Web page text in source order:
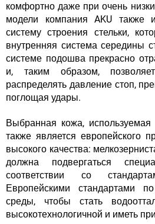
комфортно даже при очень
модели компания AKU также
систему строения стельки,
внутренняя система середины
системе подошва прекрасно
и, таким образом,
распределять давление стоп,
поглощая удары.
Выбранная кожа, используемая
также является европейского
высокого качества:
должна подвергаться
соответствии со
Европейскими стандартами
среды, чтобы стать
высокотехнологичной и иметь